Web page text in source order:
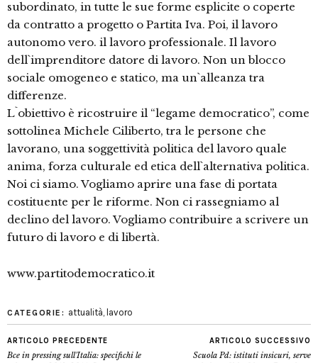
subordinato, in tutte le sue forme esplicite o coperte
da contratto a progetto o Partita Iva. Poi, il lavoro
autonomo vero. il lavoro professionale. Il lavoro
dell`imprenditore datore di lavoro. Non un blocco
sociale omogeneo e statico, ma un`alleanza tra
differenze.
L`obiettivo è ricostruire il “legame democratico”, come
sottolinea Michele Ciliberto, tra le persone che
lavorano, una soggettività politica del lavoro quale
anima, forza culturale ed etica dell`alternativa politica.
Noi ci siamo. Vogliamo aprire una fase di portata
costituente per le riforme. Non ci rassegniamo al
declino del lavoro. Vogliamo contribuire a scrivere un
futuro di lavoro e di libertà.
www.partitodemocratico.it
CATEGORIE: attualità, lavoro
ARTICOLO PRECEDENTE
Bce in pressing sull'Italia: specifichi le
ARTICOLO SUCCESSIVO
Scuola Pd: istituti insicuri, serve